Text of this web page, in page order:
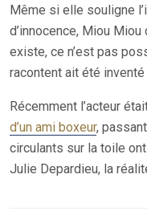
Même si elle souligne
d’innocence, Miou
existe, ce n’est pas
racontent ait été inventé
Récemment l’acteur
d’un ami boxeur,
circulants sur la toile
Julie Depardieu, la